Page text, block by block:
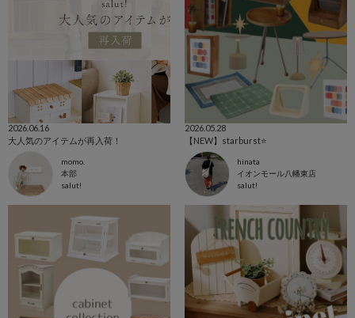
2026.06.16
大人気のアイテムが再入荷！
momo.
本部
salut!
2026.05.28
【NEW】starburst⭐️
hinata
イオンモール八幡東店
salut!